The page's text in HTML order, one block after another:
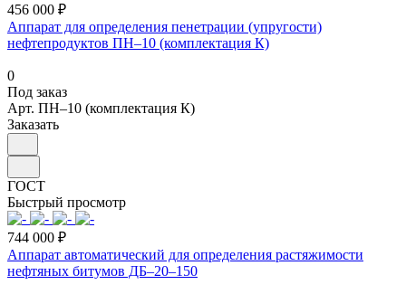
456 000 ₽
Аппарат для определения пенетрации (упругости)
нефтепродуктов ПН–10 (комплектация К)
0
Под заказ
Арт. ПН–10 (комплектация К)
Заказать
ГОСТ
Быстрый просмотр
744 000 ₽
Аппарат автоматический для определения растяжимости
нефтяных битумов ДБ–20–150